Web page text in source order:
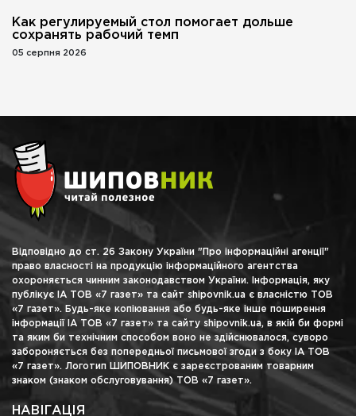
Как регулируемый стол помогает дольше
сохранять рабочий темп
05 серпня 2026
Відповідно до ст. 26 Закону України "Про інформаційні агенції"
право власності на продукцію інформаційного агентства
охороняється чинним законодавством України. Інформація, яку
публікує ІА ТОВ «7 газет» та сайт shipovnik.ua є власністю ТОВ
«7 газет». Будь-яке копіювання або будь-яке інше поширення
інформації ІА ТОВ «7 газет» та сайту shipovnik.ua, в якій би формі
та яким би технічним способом воно не здійснювалося, суворо
забороняється без попередньої письмової згоди з боку ІА ТОВ
«7 газет». Логотип ШИПОВНИК є зареєстрованим товарним
знаком (знаком обслуговування) ТОВ «7 газет».
НАВІГАЦІЯ